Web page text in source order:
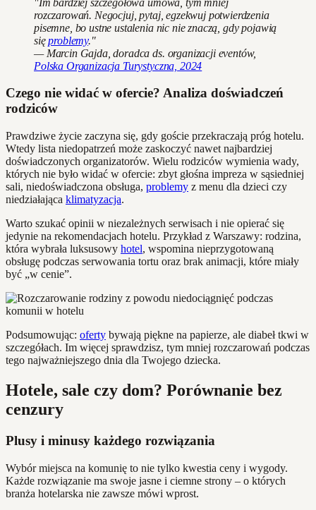
rozczarowań. Negocjuj, pytaj, egzekwuj potwierdzenia
pisemne, bo ustne ustalenia nic nie znaczą, gdy pojawią
sięproblemy."
— Marcin Gajda, doradca ds. organizacji eventów,
Polska Organizacja Turystyczna, 2024
Czego nie widać w ofercie? Analiza doświadczeń
rodziców
Prawdziwe życie zaczyna się, gdy goście przekraczają próg hotelu.
Wtedy lista niedopatrzeń może zaskoczyć nawet najbardziej
doświadczonych organizatorów. Wielu rodziców wymienia wady,
których nie było widać w ofercie: zbyt głośna impreza w sąsiedniej
sali, niedoświadczona obsługa, problemy z menu dla dzieci czy
niedziałająca klimatyzacja.
Warto szukać opinii w niezależnych serwisach i nie opierać się
jedynie na rekomendacjach hotelu. Przykład z Warszawy: rodzina,
która wybrała luksusowy hotel, wspomina nieprzygotowaną
obsługę podczas serwowania tortu oraz brak animacji, które miały
być „w cenie”.
Podsumowując: oferty bywają piękne na papierze, ale diabeł tkwi w
szczegółach. Im więcej sprawdzisz, tym mniej rozczarowań podczas
tego najważniejszego dnia dla Twojego dziecka.
Hotele, sale czy dom? Porównanie bez
cenzury
Plusy i minusy każdego rozwiązania
Wybór miejsca na komunię to nie tylko kwestia ceny i wygody.
Każde rozwiązanie ma swoje jasne i ciemne strony – o których
branża hotelarska nie zawsze mówi wprost.